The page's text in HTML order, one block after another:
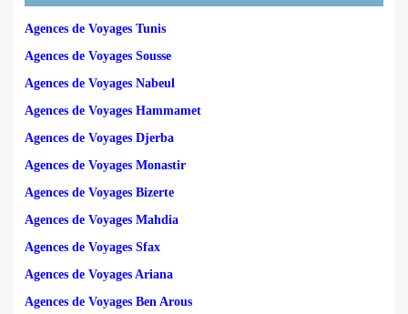
Agences de Voyages Tunis
Agences de Voyages Sousse
Agences de Voyages Nabeul
Agences de Voyages Hammamet
Agences de Voyages Djerba
Agences de Voyages Monastir
Agences de Voyages Bizerte
Agences de Voyages Mahdia
Agences de Voyages Sfax
Agences de Voyages Ariana
Agences de Voyages Ben Arous